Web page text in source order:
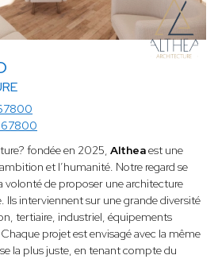
67800
fondée en 2025, Altheaest une
et l’humanité. Notre regard se
volonté de proposer une architecture
Ils interviennent sur une grande diversité
tertiaire, industriel, équipements
projet est envisagé avec la même
la plus juste, en tenant compte du